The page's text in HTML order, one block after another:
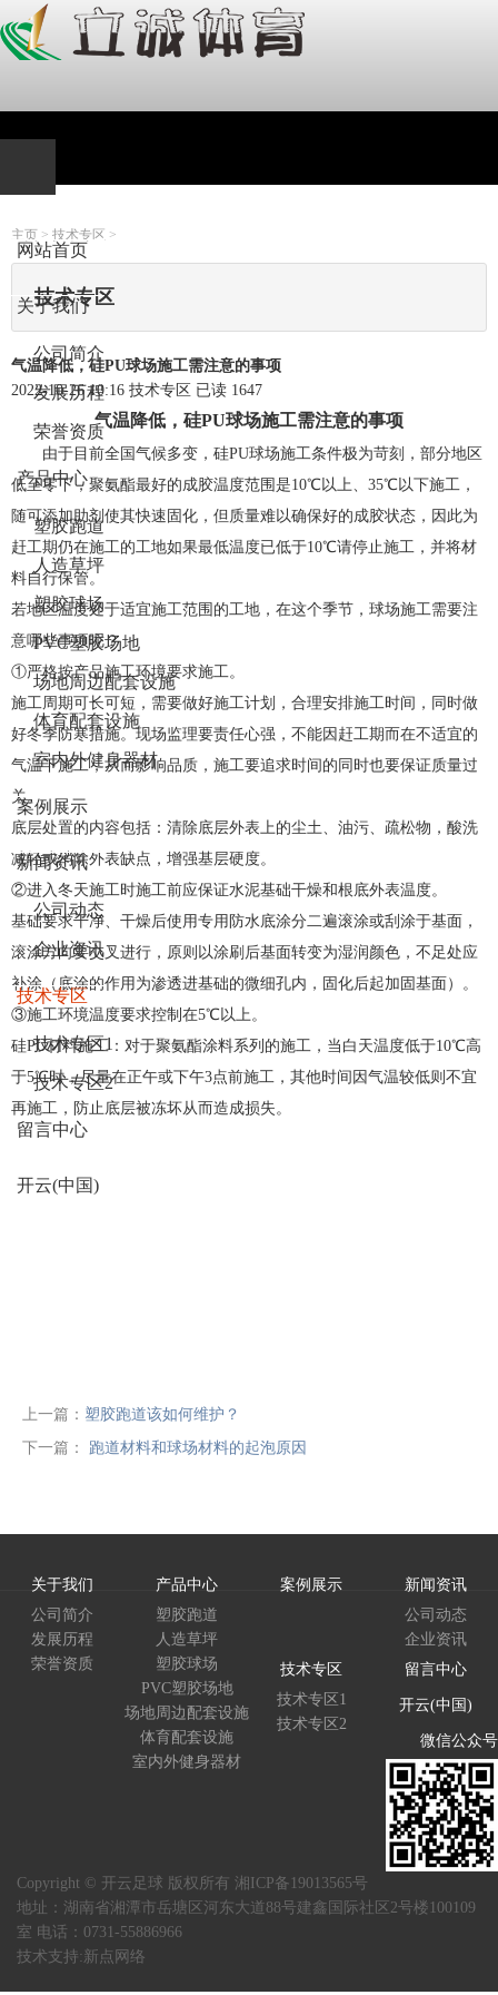
网站首页
关于我们
公司简介
发展历程
荣誉资质
产品中心
塑胶跑道
人造草坪
塑胶球场
PVC塑胶场地
场地周边配套设施
体育配套设施
室内外健身器材
案例展示
新闻资讯
公司动态
企业资讯
技术专区
技术专区1
技术专区2
留言中心
开云(中国)
主页 > 技术专区 >
技术专区
气温降低，硅PU球场施工需注意的事项
2022-10-26 10:16 技术专区 已读 1647
气温降低，硅PU球场施工需注意的事项
由于目前全国气候多变，硅PU球场施工条件极为苛刻，部分地区
低至零下，聚氨酯最好的成胶温度范围是10℃以上、35℃以下施工，
随可添加助剂使其快速固化，但质量难以确保好的成胶状态，因此为
赶工期仍在施工的工地如果最低温度已低于10℃请停止施工，并将材
料自行保管。
若地区温度处于适宜施工范围的工地，在这个季节，球场施工需要注
意哪些事项呢？
①严格按产品施工环境要求施工。
施工周期可长可短，需要做好施工计划，合理安排施工时间，同时做
好冬季防寒措施。现场监理要责任心强，不能因赶工期而在不适宜的
气温下施工，从而影响品质，施工要追求时间的同时也要保证质量过
关。
底层处置的内容包括：清除底层外表上的尘土、油污、疏松物，酸洗
减轻或消除外表缺点，增强基层硬度。
②进入冬天施工时施工前应保证水泥基础干燥和根底外表温度。
基础要求干净、干燥后使用专用防水底涂分二遍滚涂或刮涂于基面，
滚涂方向要交叉进行，原则以涂刷后基面转变为湿润颜色，不足处应
补涂（底涂的作用为渗透进基础的微细孔内，固化后起加固基面）。
③施工环境温度要求控制在5℃以上。
硅PU材料施工：对于聚氨酯涂料系列的施工，当白天温度低于10℃高
于5℃时，尽量在正午或下午3点前施工，其他时间因气温较低则不宜
再施工，防止底层被冻坏从而造成损失。
上一篇： 塑胶跑道该如何维护？
下一篇：
跑道材料和球场材料的起泡原因
关于我们
公司简介
发展历程
荣誉资质
产品中心
塑胶跑道
人造草坪
塑胶球场
PVC塑胶场地
场地周边配套设施
体育配套设施
室内外健身器材
案例展示
新闻资讯
公司动态
企业资讯
技术专区
技术专区1
技术专区2
留言中心
开云(中国)
微信公众号
Copyright © 开云足球 版权所有 湘ICP备19013565号
地址：湖南省湘潭市岳塘区河东大道88号建鑫国际社区2号楼100109
室 电话：0731-55886966
技术支持:新点网络